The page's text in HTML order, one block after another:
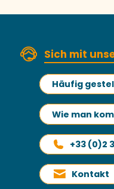
Sich mit
Häufig
Wie man
+33 (0)2
Kontakt